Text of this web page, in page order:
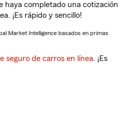
haya completado una cotización
¡Es rápido y sencillo!
Market Intelligence basados en primas
seguro de carros en línea. ¡Es